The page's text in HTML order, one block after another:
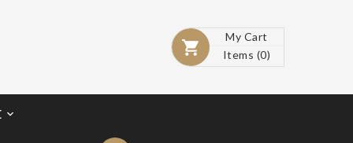

My Cart
Items (0)
